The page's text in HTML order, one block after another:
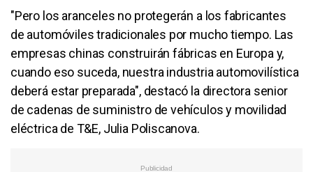
"Pero los aranceles no protegerán a los fabricantes
de automóviles tradicionales por mucho tiempo. Las
empresas chinas construirán fábricas en Europa y,
cuando eso suceda, nuestra industria automovilística
deberá estar preparada", destacó la directora senior
de cadenas de suministro de vehículos y movilidad
eléctrica de T&E, Julia Poliscanova.